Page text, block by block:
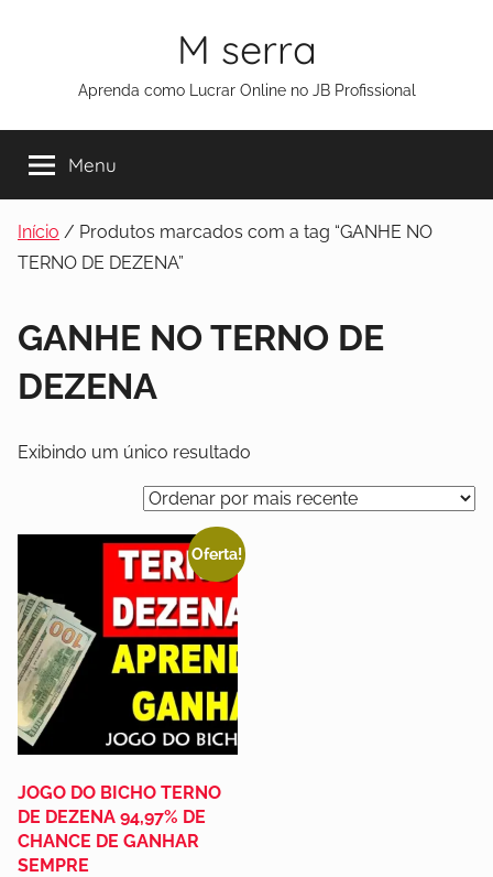
M serra
Aprenda como Lucrar Online no JB Profissional
Menu
Início / Produtos marcados com a tag “GANHE NO
TERNO DE DEZENA”
GANHE NO TERNO DE
DEZENA
Exibindo um único resultado
Oferta!
JOGO DO BICHO TERNO
DE DEZENA 94,97% DE
CHANCE DE GANHAR
SEMPRE